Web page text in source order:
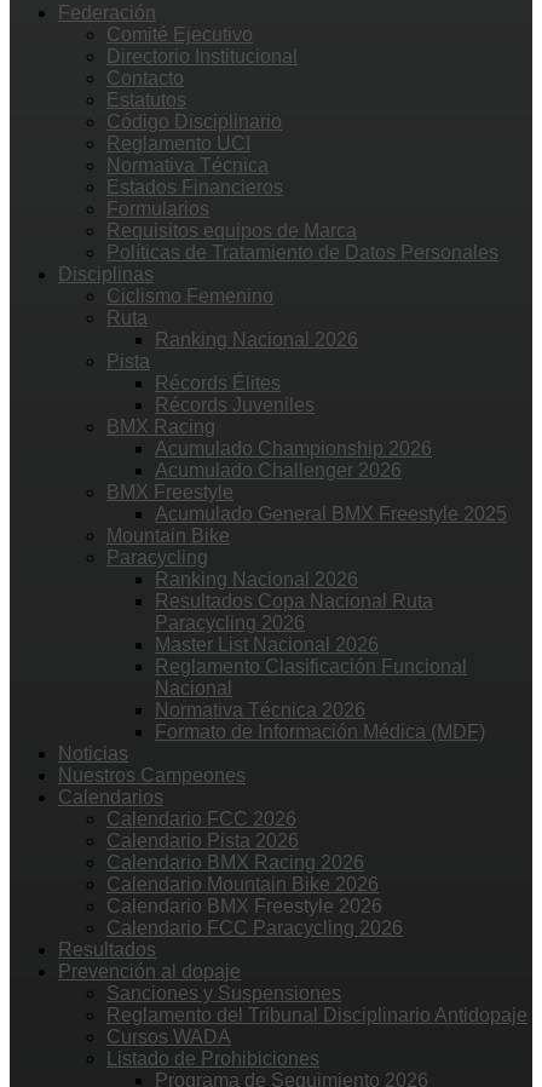
Federación
Comité Ejecutivo
Directorio Institucional
Contacto
Estatutos
Código Disciplinario
Reglamento UCI
Normativa Técnica
Estados Financieros
Formularios
Requisitos equipos de Marca
Políticas de Tratamiento de Datos Personales
Disciplinas
Ciclismo Femenino
Ruta
Ranking Nacional 2026
Pista
Récords Élites
Récords Juveniles
BMX Racing
Acumulado Championship 2026
Acumulado Challenger 2026
BMX Freestyle
Acumulado General BMX Freestyle 2025
Mountain Bike
Paracycling
Ranking Nacional 2026
Resultados Copa Nacional Ruta
Paracycling 2026
Master List Nacional 2026
Reglamento Clasificación Funcional
Nacional
Normativa Técnica 2026
Formato de Información Médica (MDF)
Noticias
Nuestros Campeones
Calendarios
Calendario FCC 2026
Calendario Pista 2026
Calendario BMX Racing 2026
Calendario Mountain Bike 2026
Calendario BMX Freestyle 2026
Calendario FCC Paracycling 2026
Resultados
Prevención al dopaje
Sanciones y Suspensiones
Reglamento del Tribunal Disciplinario Antidopaje
Cursos WADA
Listado de Prohibiciones
Programa de Seguimiento 2026